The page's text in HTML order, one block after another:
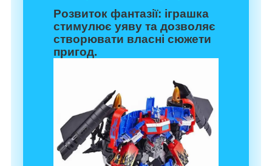
Розвиток фантазії: іграшка
стимулює уяву та дозволяє
створювати власні сюжети
пригод.